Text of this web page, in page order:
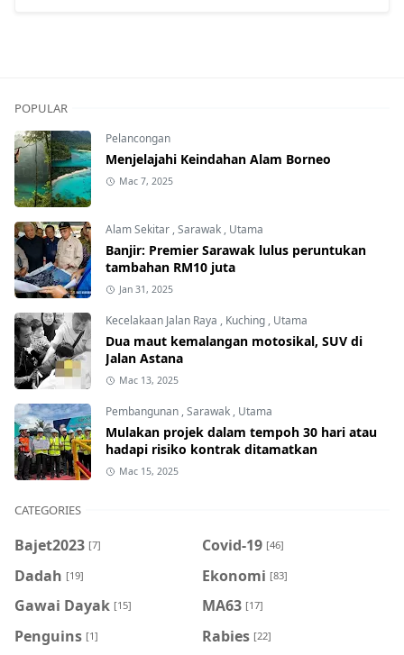
POPULAR
Pelancongan
Menjelajahi Keindahan Alam Borneo
Mac 7, 2025
Alam Sekitar ,Sarawak , Utama
Banjir: Premier Sarawak lulus peruntukan
tambahan RM10 juta
Jan 31, 2025
Kecelakaan Jalan Raya , Kuching , Utama
Dua maut kemalangan motosikal, SUV di
Jalan Astana
Mac 13, 2025
Pembangunan ,Sarawak , Utama
Mulakan projek dalam tempoh 30 hari atau
hadapi risiko kontrak ditamatkan
Mac 15, 2025
CATEGORIES
Bajet2023 [7] Covid-19 [46]
Dadah [19] Ekonomi [83]
Gawai Dayak [15] MA63 [17]
Penguins [1] Rabies [22]